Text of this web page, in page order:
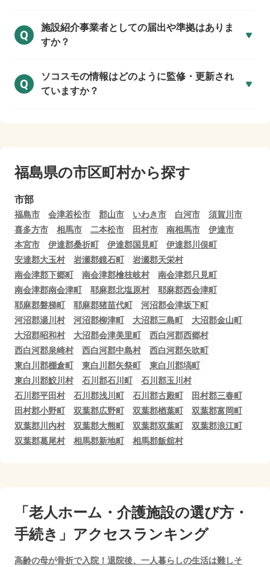
Q
施設紹介事業者としての届出や準拠はありま
すか？
Q
ソコスモの情報はどのように監修・更新され
ていますか？
福島県の市区町村から探す
市部
福島市 会津若松市 郡山市 いわき市 白河市
須賀川市
喜多方市
相馬市 二本松市 田村市 南相馬市
伊達市
本宮市
伊達郡桑折町 伊達郡国見町
伊達郡川俣町
安達郡大玉村
岩瀬郡鏡石町
岩瀬郡天栄村
南会津郡下郷町
南会津郡檜枝岐村
南会津郡只見町
南会津郡南会津町
耶麻郡北塩原村
耶麻郡西会津町
耶麻郡磐梯町
耶麻郡猪苗代町
河沼郡会津坂下町
河沼郡湯川村
河沼郡柳津町 大沼郡三島町
大沼郡金山町
大沼郡昭和村
大沼郡会津美里町
西白河郡西郷村
西白河郡泉崎村
西白河郡中島村
西白河郡矢吹町
東白川郡棚倉町
東白川郡矢祭町
東白川郡塙町
東白川郡鮫川村
石川郡石川町
石川郡玉川村
石川郡平田村
石川郡浅川町 石川郡古殿町
田村郡三春町
田村郡小野町
双葉郡広野町 双葉郡楢葉町
双葉郡富岡町
双葉郡川内村
双葉郡大熊町 双葉郡双葉町
双葉郡浪江町
双葉郡葛尾村
相馬郡新地町 相馬郡飯舘村
「老人ホーム・介護施設の選び方・
手続き」アクセスランキング
高齢の母が骨折で入院！退院後、一人暮らしの生活は難しそ